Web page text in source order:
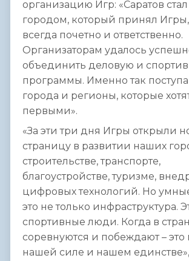
организацию Игр: «Саратов
городом, который принял Игры,
всегда почетно и ответственно.
Организаторам удалось
объединить деловую и
программы. Именно так
города и регионы, которые
первыми».
«За эти три дня Игры открыли
страницу в развитии наших
строительстве, транспорте,
благоустройстве, туризме,
цифровых технологий. Но
это не только инфраструктура.
спортивные люди. Когда в
соревнуются и побеждают – это
нашей силе и нашем